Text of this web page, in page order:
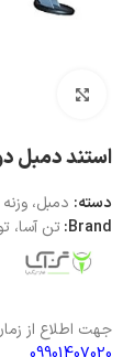
استند دمبل دو
دسته: دمبل، وزنه
Brand: تن آسا،
جهت اطلاع از